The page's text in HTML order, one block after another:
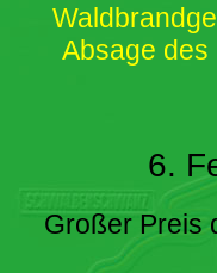
Absage
6.
Großer Preis